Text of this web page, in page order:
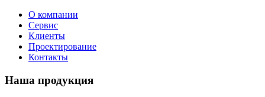
О компании
Сервис
Клиенты
Проектирование
Контакты
Наша продукция